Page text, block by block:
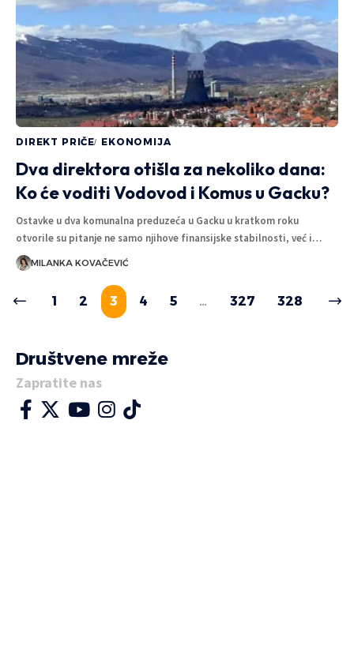
DIREKT PRIČE EKONOMIJA
Dva direktora otišla za nekoliko dana:
Ko će voditi Vodovod i Komus u Gacku?
Ostavke u dva komunalna preduzeća u Gacku u kratkom roku
otvorile su pitanje ne samo njihove finansijske stabilnosti, već i…
MILANKA KOVAČEVIĆ
1 2 3 4 5 … 327 328
Društvene mreže
Zapratite nas